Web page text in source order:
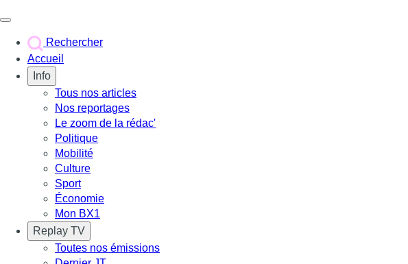
Rechercher
Accueil
Info
Tous nos articles
Nos reportages
Le zoom de la rédac'
Politique
Mobilité
Culture
Sport
Économie
Mon BX1
Replay TV
Toutes nos émissions